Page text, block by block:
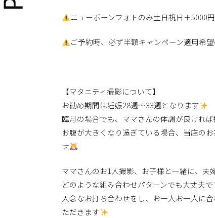
ニューボーンフォトのみ土日祝日＋5000円
ご予約時、必ず半額キャンペーン適用希
【マタニティ撮影について】
お勧め期間は妊娠28週〜33週となります
臨月の場合でも、ママさんの体調が良ければ
お腹が大きくなり過ぎている場合、当店の
せ
ママさんのお1人撮影、お子様と一緒に、夫
どのような組み合わせパターンでも大丈夫で
入念なお打ち合わせをし、お一人お一人に
ただきます